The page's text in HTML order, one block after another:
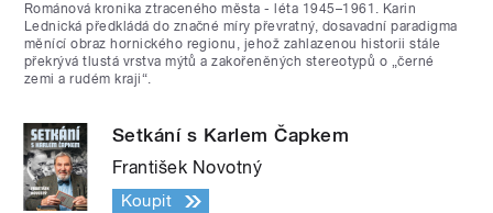
Románová kronika ztraceného města - léta 1945–1961. Karin
Lednická předkládá do značné míry převratný, dosavadní paradigma
měnící obraz hornického regionu, jehož zahlazenou historii stále
překrývá tlustá vrstva mýtů a zakořeněných stereotypů o „černé
zemi a rudém kraji“.
Setkání s Karlem Čapkem
František Novotný
Koupit